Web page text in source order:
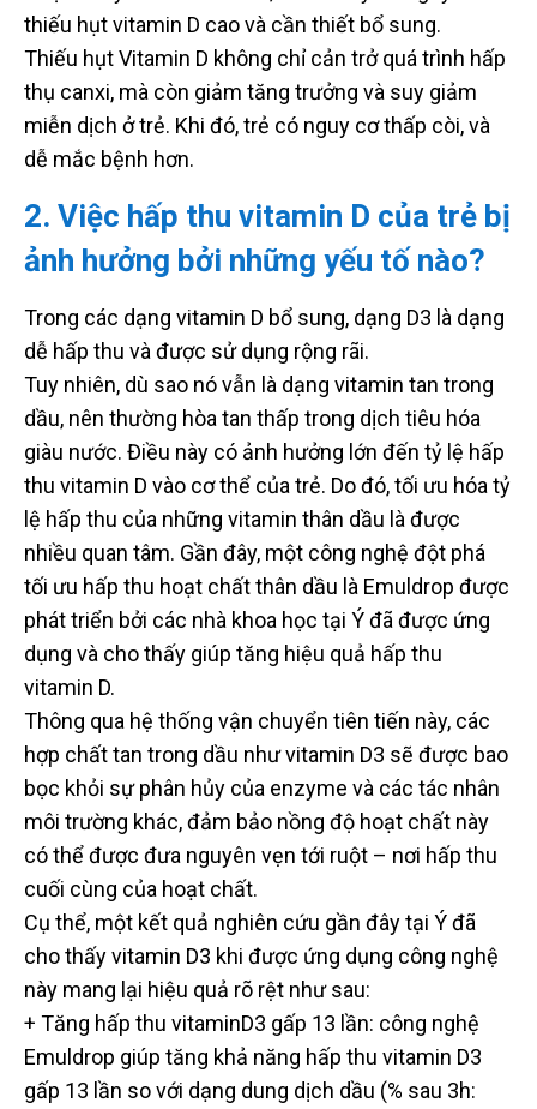
thiếu hụt vitamin D cao và cần thiết bổ sung.
Thiếu hụt Vitamin D không chỉ cản trở quá trình hấp
thụ canxi, mà còn giảm tăng trưởng và suy giảm
miễn dịch ở trẻ. Khi đó, trẻ có nguy cơ thấp còi, và
dễ mắc bệnh hơn.
2. Việc hấp thu vitamin D của trẻ bị
ảnh hưởng bởi những yếu tố nào?
Trong các dạng vitamin D bổ sung, dạng D3 là dạng
dễ hấp thu và được sử dụng rộng rãi.
Tuy nhiên, dù sao nó vẫn là dạng vitamin tan trong
dầu, nên thường hòa tan thấp trong dịch tiêu hóa
giàu nước. Điều này có ảnh hưởng lớn đến tỷ lệ hấp
thu vitamin D vào cơ thể của trẻ. Do đó, tối ưu hóa tỷ
lệ hấp thu của những vitamin thân dầu là được
nhiều quan tâm. Gần đây, một công nghệ đột phá
tối ưu hấp thu hoạt chất thân dầu là Emuldrop được
phát triển bởi các nhà khoa học tại Ý đã được ứng
dụng và cho thấy giúp tăng hiệu quả hấp thu
vitamin D.
Thông qua hệ thống vận chuyển tiên tiến này, các
hợp chất tan trong dầu như vitamin D3 sẽ được bao
bọc khỏi sự phân hủy của enzyme và các tác nhân
môi trường khác, đảm bảo nồng độ hoạt chất này
có thể được đưa nguyên vẹn tới ruột – nơi hấp thu
cuối cùng của hoạt chất.
Cụ thể, một kết quả nghiên cứu gần đây tại Ý đã
cho thấy vitamin D3 khi được ứng dụng công nghệ
này mang lại hiệu quả rõ rệt như sau:
+ Tăng hấp thu vitaminD3 gấp 13 lần: công nghệ
Emuldrop giúp tăng khả năng hấp thu vitamin D3
gấp 13 lần so với dạng dung dịch dầu (% sau 3h: